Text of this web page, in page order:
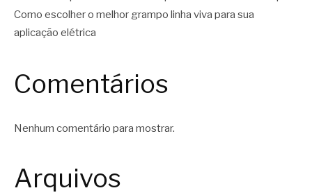
Como escolher o melhor grampo linha viva para sua
aplicação elétrica
Comentários
Nenhum comentário para mostrar.
Arquivos